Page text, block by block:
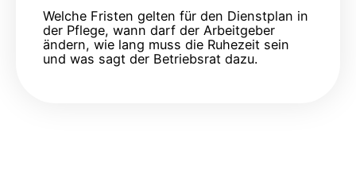
Welche Fristen gelten für den Dienstplan in
der Pflege, wann darf der Arbeitgeber
ändern, wie lang muss die Ruhezeit sein
und was sagt der Betriebsrat dazu.